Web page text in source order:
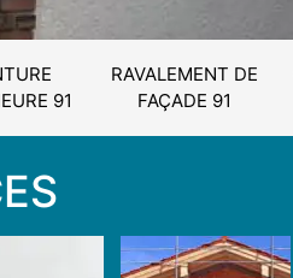
91
RAVALEMENT DE
FAÇADE 91